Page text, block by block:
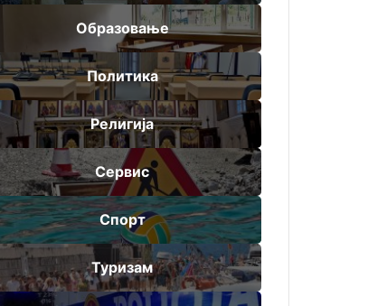
Образовање
Политика
Религија
Сервис
Спорт
Туризам